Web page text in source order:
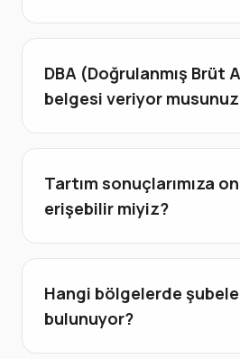
DBA (Doğrulanmış Brüt
belgesi veriyor
Tartım sonuçlarımıza
erişebilir miyiz?
Hangi bölgelerde
bulunuyor?